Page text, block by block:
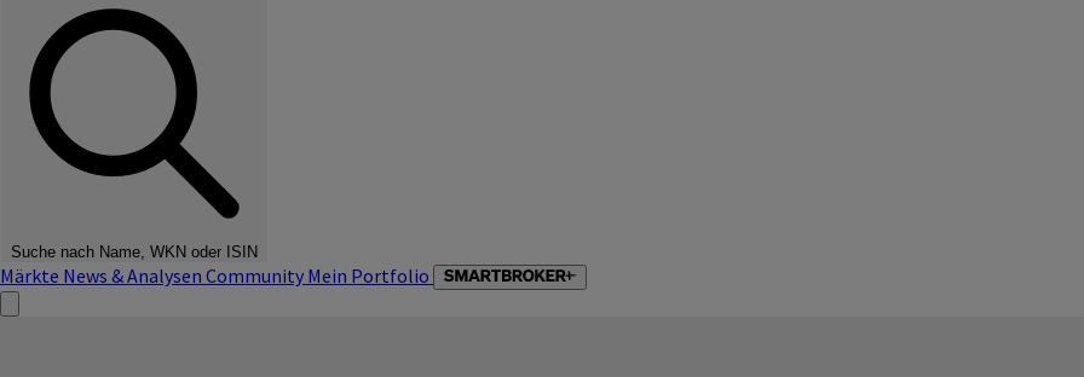
Suche nach Name, WKN oder ISIN
Märkte News & Analysen Community Mein Portfolio